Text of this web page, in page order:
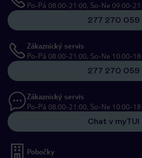
Po-Pá 08:00-21:00, So-Ne 09:00-
277 270 059
Zákaznický servis
Po-Pá 08:00-21:00, So-Ne 10:00-
277 270 059
Zákaznický servis
Po-Pá 08:00-21:00, So-Ne 10:00-
Chat v myTUI
Pobočky